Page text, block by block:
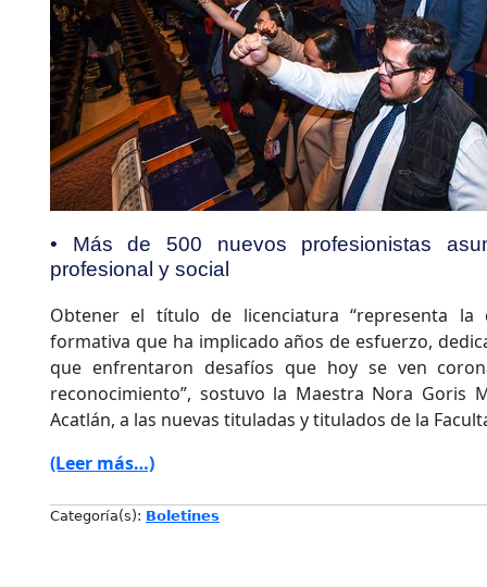
• Más de 500 nuevos profesionistas
profesional y social
Obtener el título de licenciatura “representa la
formativa que ha implicado años de esfuerzo,
que enfrentaron desafíos que hoy se ven
reconocimiento”, sostuvo la Maestra Nora Goris
Acatlán, a las nuevas tituladas y titulados de la
(Leer más…)
Categoría(s): Boletines